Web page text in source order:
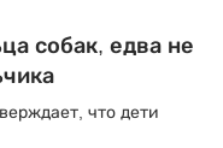
собак, едва не
что дети